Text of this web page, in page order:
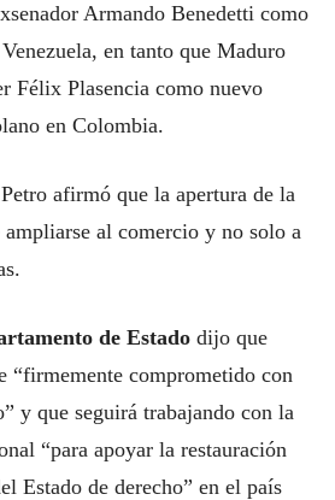
Armando Benedetti como
en tanto que Maduro
Félix Plasencia como nuevo
en Colombia.
afirmó que la apertura de la
al comercio y no solo a
de Estado dijo que
“firmemente comprometido con
y que seguirá trabajando con la
“para apoyar la restauración
Estado de derecho” en el país